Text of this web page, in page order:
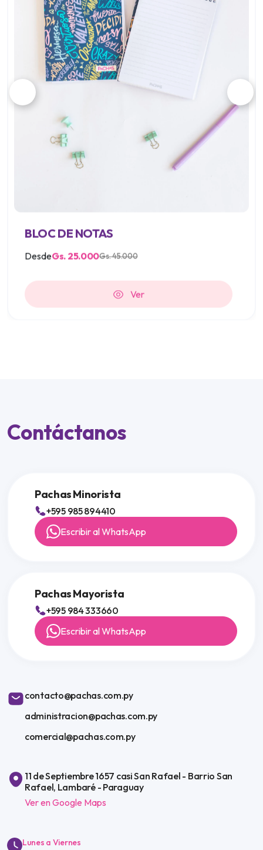
BLOC DE NOTAS
DesdeGs. 25.000Gs. 45.000
Ver
Contáctanos
Pachas Minorista
+595 985 894410
Escribir al WhatsApp
Pachas Mayorista
+595 984 333660
Escribir al WhatsApp
contacto@pachas.com.py
administracion@pachas.com.py
comercial@pachas.com.py
11 de Septiembre 1657 casi San Rafael - Barrio San
Rafael, Lambaré - Paraguay
Ver en Google Maps
Lunes a Viernes